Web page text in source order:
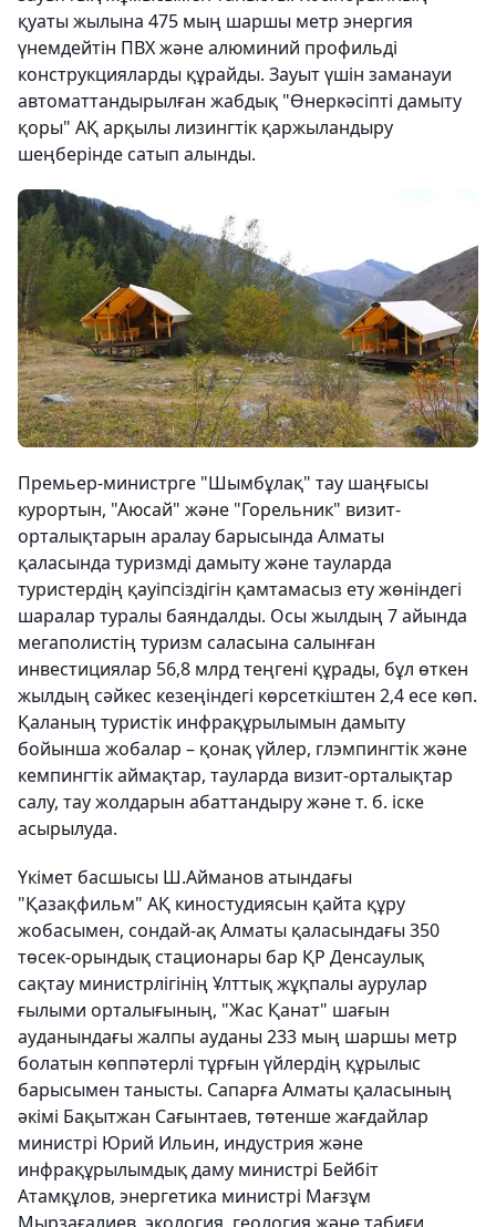
қуаты жылына 475 мың шаршы метр энергия
үнемдейтін ПВХ және алюминий профильді
конструкцияларды құрайды. Зауыт үшін заманауи
автоматтандырылған жабдық "Өнеркәсіпті дамыту
қоры" АҚ арқылы лизингтік қаржыландыру
шеңберінде сатып алынды.
Премьер-министрге "Шымбұлақ" тау шаңғысы
курортын, "Аюсай" және "Горельник" визит-
орталықтарын аралау барысында Алматы
қаласында туризмді дамыту және тауларда
туристердің қауіпсіздігін қамтамасыз ету жөніндегі
шаралар туралы баяндалды. Осы жылдың 7 айында
мегаполистің туризм саласына салынған
инвестициялар 56,8 млрд теңгені құрады, бұл өткен
жылдың сәйкес кезеңіндегі көрсеткіштен 2,4 есе көп.
Қаланың туристік инфрақұрылымын дамыту
бойынша жобалар – қонақ үйлер, глэмпингтік және
кемпингтік аймақтар, тауларда визит-орталықтар
салу, тау жолдарын абаттандыру және т. б. іске
асырылуда.
Үкімет басшысы Ш.Айманов атындағы
"Қазақфильм" АҚ киностудиясын қайта құру
жобасымен, сондай-ақ Алматы қаласындағы 350
төсек-орындық стационары бар ҚР Денсаулық
сақтау министрлігінің Ұлттық жұқпалы аурулар
ғылыми орталығының, "Жас Қанат" шағын
ауданындағы жалпы ауданы 233 мың шаршы метр
болатын көппәтерлі тұрғын үйлердің құрылыс
барысымен танысты. Сапарға Алматы қаласының
әкімі Бақытжан Сағынтаев, төтенше жағдайлар
министрі Юрий Ильин, индустрия және
инфрақұрылымдық даму министрі Бейбіт
Атамқұлов, энергетика министрі Мағзұм